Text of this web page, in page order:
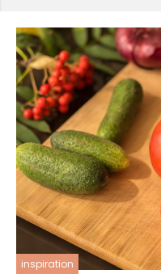
inspiration